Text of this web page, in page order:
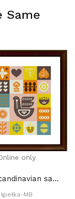
Same
only
917. - Scandinavian sampler 2. (PDF)
Igiełka-MB